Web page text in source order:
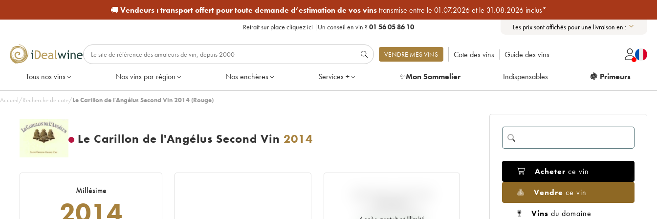
🚚 Vendeurs :transport offert pour toute demande d’estimation de vos vinstransmise entre le 01.07.2026 et le 31.08.2026 inclus*
Retrait sur place cliquez ici | Un conseil en vin ?01 56 05 86 10 Les prix sont affichés pour une livraison en :
VENDRE MES VINS Cote des vins Guide des vins
Tous nos vins Nos vins par région Nos enchères Services + ✨Mon Sommelier Indispensables 🍇 Primeurs
Accueil/Recherche de cote/Le Carillon de l'Angélus Second Vin 2014 (Rouge)
Le Carillon de l'Angélus Second Vin 2014
Millésime
Acheter ce vin
Vendre ce vin
Vins du domaine